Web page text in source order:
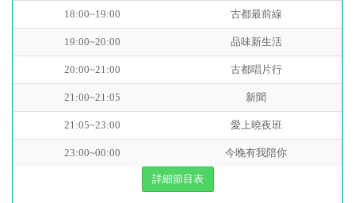
18:00~19:00 古都最前線
19:00~20:00 品味新生活
20:00~21:00 古都唱片行
21:00~21:05 新聞
21:05~23:00 愛上曉夜班
23:00~00:00 今晚有我陪你
詳細節目表